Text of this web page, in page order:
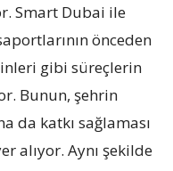
Smart Dubai ile
önceden
gibi süreçlerin
Bunun, şehrin
da katkı sağlaması
alıyor. Aynı şekilde